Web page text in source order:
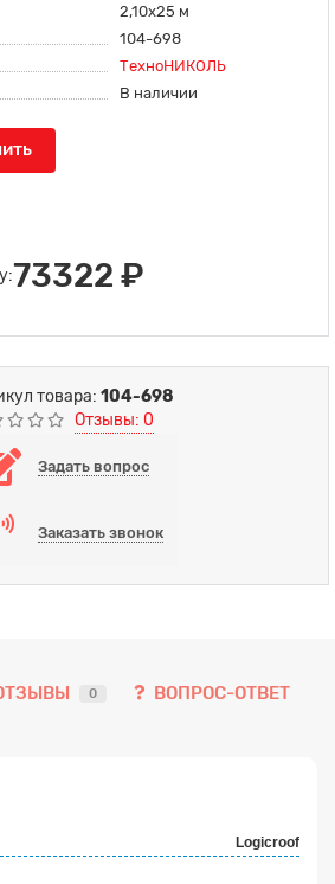
2,10x25 м
104-698
ТехноНИКОЛЬ
В наличии
73322 ₽
товара: 104-698
Отзывы: 0
Задать вопрос
Заказать звонок
0 ВОПРОС-ОТВЕТ
Logicroof